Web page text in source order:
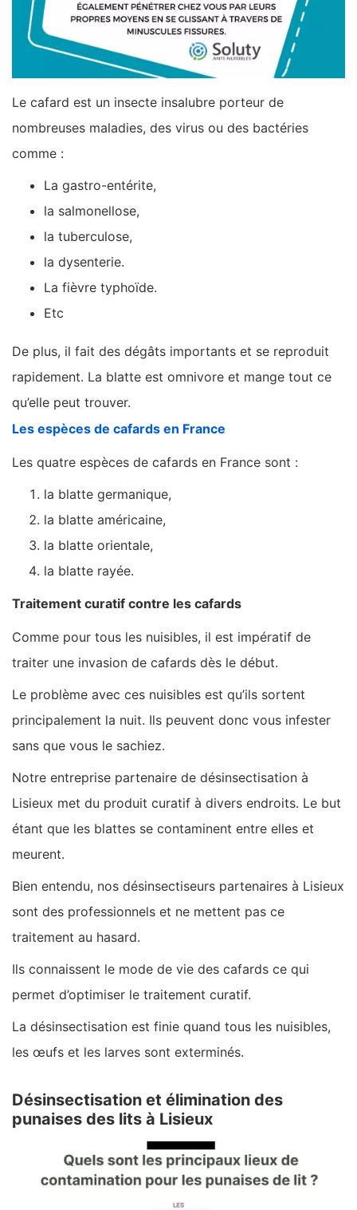
Le cafard est un insecte insalubre porteur de
nombreuses maladies, des virus ou des bactéries
comme :
La gastro-entérite,
la salmonellose,
la tuberculose,
la dysenterie.
La fièvre typhoïde.
Etc
De plus, il fait des dégâts importants et se reproduit
rapidement. La blatte est omnivore et mange tout ce
qu’elle peut trouver.
Les espèces de cafards en France
Les quatre espèces de cafards en France sont :
la blatte germanique,
la blatte américaine,
la blatte orientale,
la blatte rayée.
Traitement curatif contre les cafards
Comme pour tous les nuisibles, il est impératif de
traiter une invasion de cafards dès le début.
Le problème avec ces nuisibles est qu’ils sortent
principalement la nuit. Ils peuvent donc vous infester
sans que vous le sachiez.
Notre entreprise partenaire de désinsectisation à
Lisieux met du produit curatif à divers endroits. Le but
étant que les blattes se contaminent entre elles et
meurent.
Bien entendu, nos désinsectiseurs partenaires à Lisieux
sont des professionnels et ne mettent pas ce
traitement au hasard.
Ils connaissent le mode de vie des cafards ce qui
permet d’optimiser le traitement curatif.
La désinsectisation est finie quand tous les nuisibles,
les œufs et les larves sont exterminés.
Désinsectisation et élimination des
punaises des lits à Lisieux